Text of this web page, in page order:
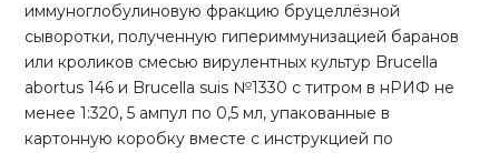
иммуноглобулиновую фракцию бруцеллёзной
сыворотки, полученную гипериммунизацией баранов
или кроликов смесью вирулентных культур Brucella
abortus 146 и Brucella suis №1330 с титром в нРИФ не
менее 1:320, 5 ампул по 0,5 мл, упакованные в
картонную коробку вместе с инструкцией по